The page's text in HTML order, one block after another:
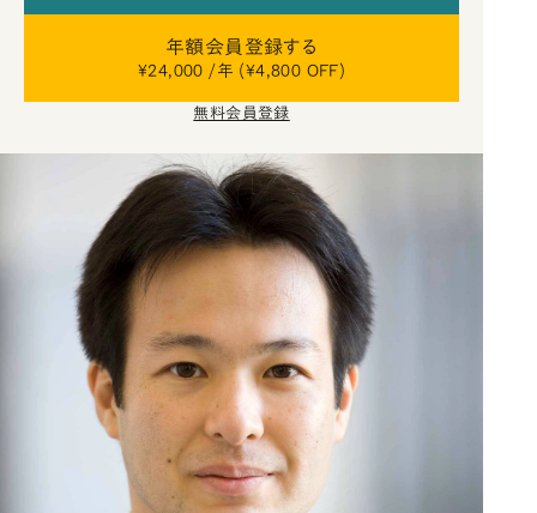
年額会員登録する
¥24,000 /年 (¥4,800 OFF)
無料会員登録